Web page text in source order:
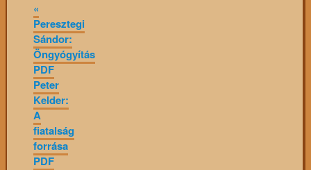
«
Peresztegi
Sándor:
Öngyógyítás
PDF
Peter
Kelder:
A
fiatalság
forrása
PDF